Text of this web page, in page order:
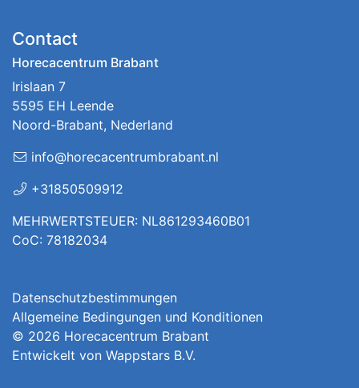
Contact
Horecacentrum Brabant
Irislaan 7
5595 EH Leende
Noord-Brabant, Nederland
info@horecacentrumbrabant.nl
+31850509912
MEHRWERTSTEUER: NL861293460B01
CoC: 78182034
Datenschutzbestimmungen
Allgemeine Bedingungen und Konditionen
© 2026 Horecacentrum Brabant
Entwickelt von Wappstars B.V.